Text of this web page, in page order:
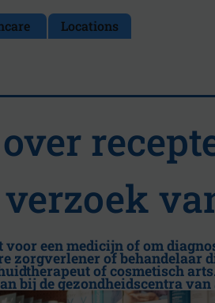
Locations
voor een medicijn of om
zorgverlener of behandelaar
of cosmetisch
bij de gezondheidscentra van